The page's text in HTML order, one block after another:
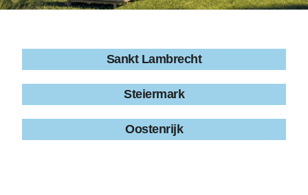
Sankt Lambrecht
Steiermark
Oostenrijk